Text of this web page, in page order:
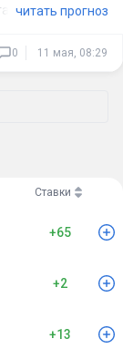
но
3:1 над
форма
— Альваро
опасный
читать прогноз
0 11 мая, 08:29
Ставки
+65
+2
+13